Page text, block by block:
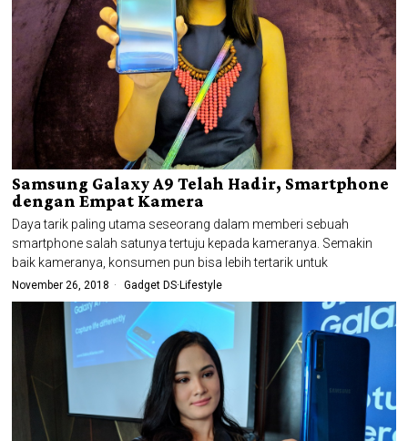
Samsung Galaxy A9 Telah Hadir, Smartphone
dengan Empat Kamera
Daya tarik paling utama seseorang dalam memberi sebuah
smartphone salah satunya tertuju kepada kameranya. Semakin
baik kameranya, konsumen pun bisa lebih tertarik untuk
November 26, 2018 Gadget DS·Lifestyle